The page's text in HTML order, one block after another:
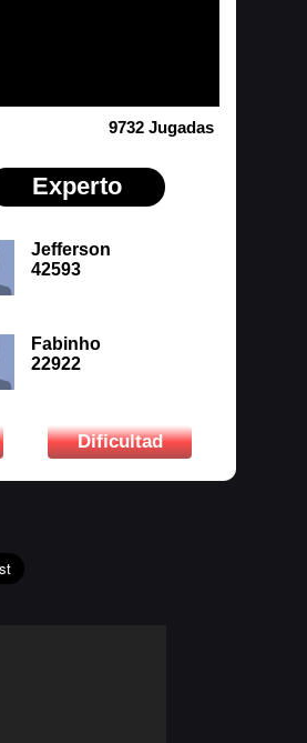
9732 Jugadas
Experto
Jefferson
42593
Fabinho
22922
Dificultad